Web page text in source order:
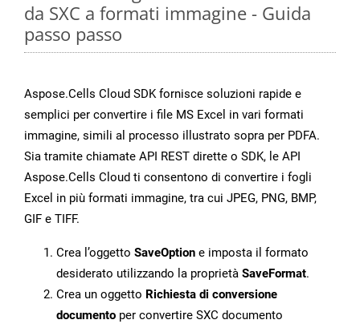
da SXC a formati immagine - Guida
passo passo
Aspose.Cells Cloud SDK fornisce soluzioni rapide e
semplici per convertire i file MS Excel in vari formati
immagine, simili al processo illustrato sopra per PDFA.
Sia tramite chiamate API REST dirette o SDK, le API
Aspose.Cells Cloud ti consentono di convertire i fogli
Excel in più formati immagine, tra cui JPEG, PNG, BMP,
GIF e TIFF.
Crea l’oggetto SaveOption e imposta il formato
desiderato utilizzando la proprietà SaveFormat.
Crea un oggetto Richiesta di conversione
documento per convertire SXC documento